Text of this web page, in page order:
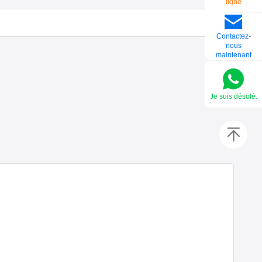
ligne
Contactez-
nous
maintenant
Je suis désolé.